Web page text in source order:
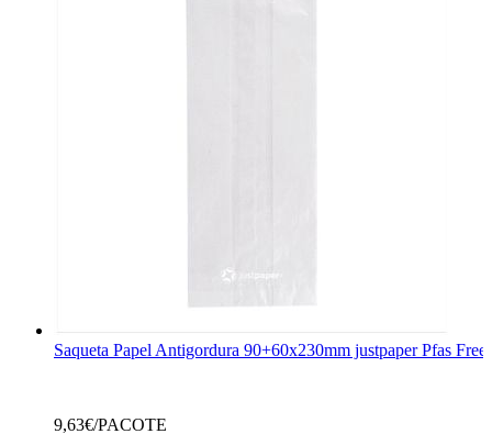
Saqueta Papel Antigordura 90+60x230mm justpaper Pfas Free
9,63€/PACOTE